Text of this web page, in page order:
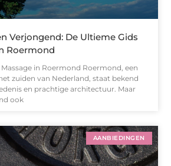
Verjongend: De Ultieme Gids
Roermond
in Roermond Roermond, een
zuiden van Nederland, staat bekend
en prachtige architectuur. Maar
ook
AANBIEDINGEN